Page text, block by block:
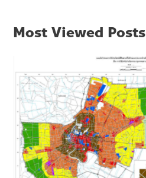
Most Viewed Posts